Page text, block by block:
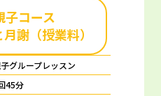
子コース
謝（授業料）
グループレッスン
45分